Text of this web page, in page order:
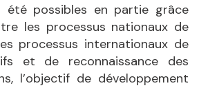
été possibles en partie grâce
les processus nationaux de
processus internationaux de
et de reconnaissance des
l’objectif de développement